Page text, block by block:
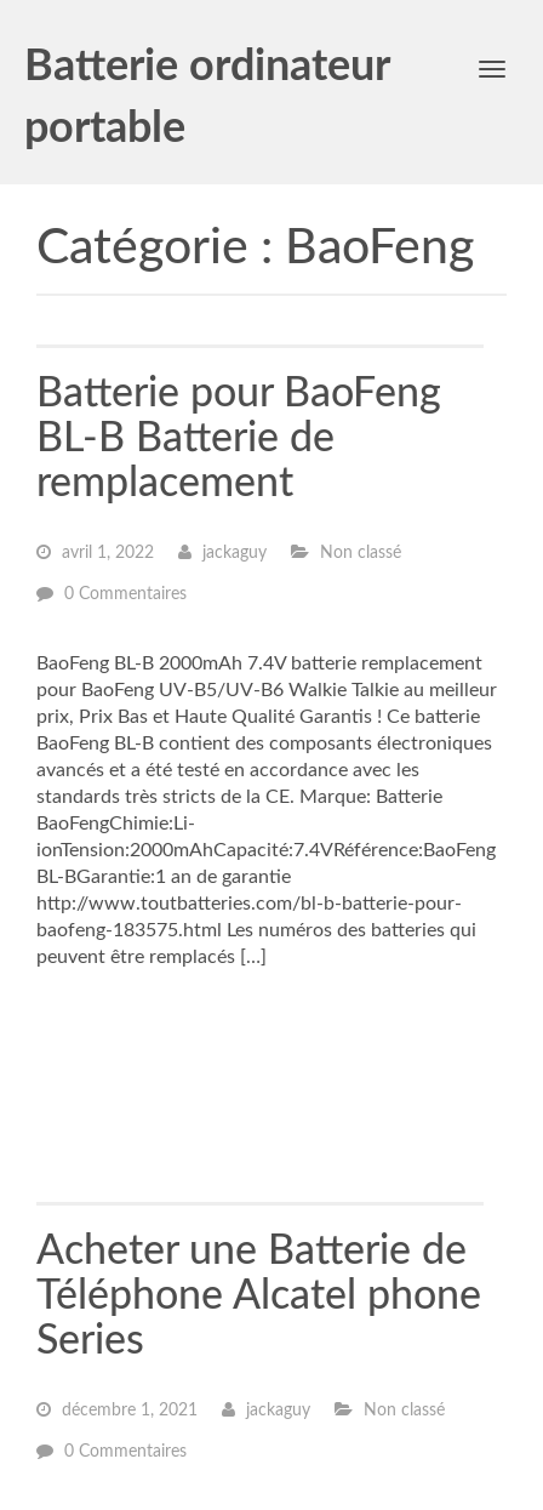
Batterie ordinateur
portable
Toggle
Catégorie : BaoFeng
Batterie pour BaoFeng
BL-B Batterie de
remplacement
avril 1, 2022 jackaguy Non classé
0 Commentaires
BaoFeng BL-B 2000mAh 7.4V batterie remplacement
pour BaoFeng UV-B5/UV-B6 Walkie Talkie au meilleur
prix, Prix Bas et Haute Qualité Garantis ! Ce batterie
BaoFeng BL-B contient des composants électroniques
avancés et a été testé en accordance avec les
standards très stricts de la CE. Marque: Batterie
BaoFengChimie:Li-
ionTension:2000mAhCapacité:7.4VRéférence:BaoFeng
BL-BGarantie:1 an de garantie
http://www.toutbatteries.com/bl-b-batterie-pour-
baofeng-183575.html Les numéros des batteries qui
peuvent être remplacés […]
Acheter une Batterie de
Téléphone Alcatel phone
Series
décembre 1, 2021 jackaguy Non classé
0 Commentaires